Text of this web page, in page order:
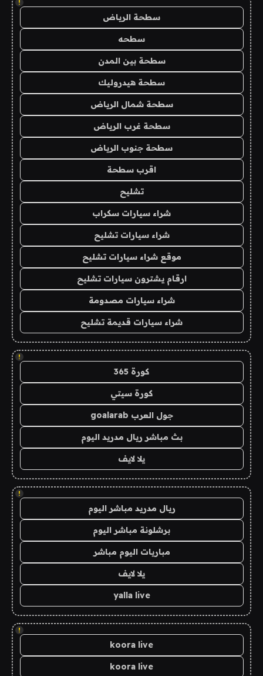
!
سطحة الرياض
سطحه
سطحة بين المدن
سطحة هيدروليك
سطحة شمال الرياض
سطحة غرب الرياض
سطحة جنوب الرياض
اقرب سطحة
تشليح
شراء سيارات سكراب
شراء سيارات تشليح
موقع شراء سيارات تشليح
ارقام يشترون سيارات تشليح
شراء سيارات مصدومة
شراء سيارات قديمة تشليح
!
كورة 365
كورة سيتي
جول العرب goalarab
بث مباشر ريال مدريد اليوم
يلا لايف
!
ريال مدريد مباشر اليوم
برشلونة مباشر اليوم
مباريات اليوم مباشر
يلا لايف
yalla live
!
koora live
koora live